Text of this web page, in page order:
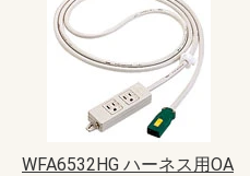
WFA6532HG ハーネス用OA